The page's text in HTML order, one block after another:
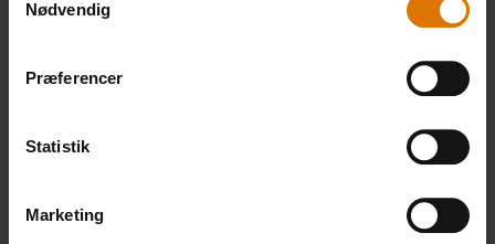
Nødvendig
Præferencer
Statistik
Marketing
Lidt mel til at drysse på underlaget
Rapsolie eller olivenolie
Persille